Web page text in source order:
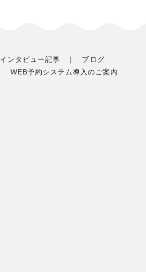
インタビュー記事
ブログ
WEB予約システム導入のご案内